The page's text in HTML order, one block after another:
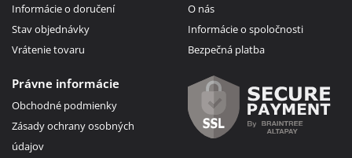
Informácie o doručení
Stav objednávky
Vrátenie tovaru
O nás
Informácie o spoločnosti
Bezpečná platba
Právne informácie
Obchodné podmienky
Zásady ochrany osobných
údajov